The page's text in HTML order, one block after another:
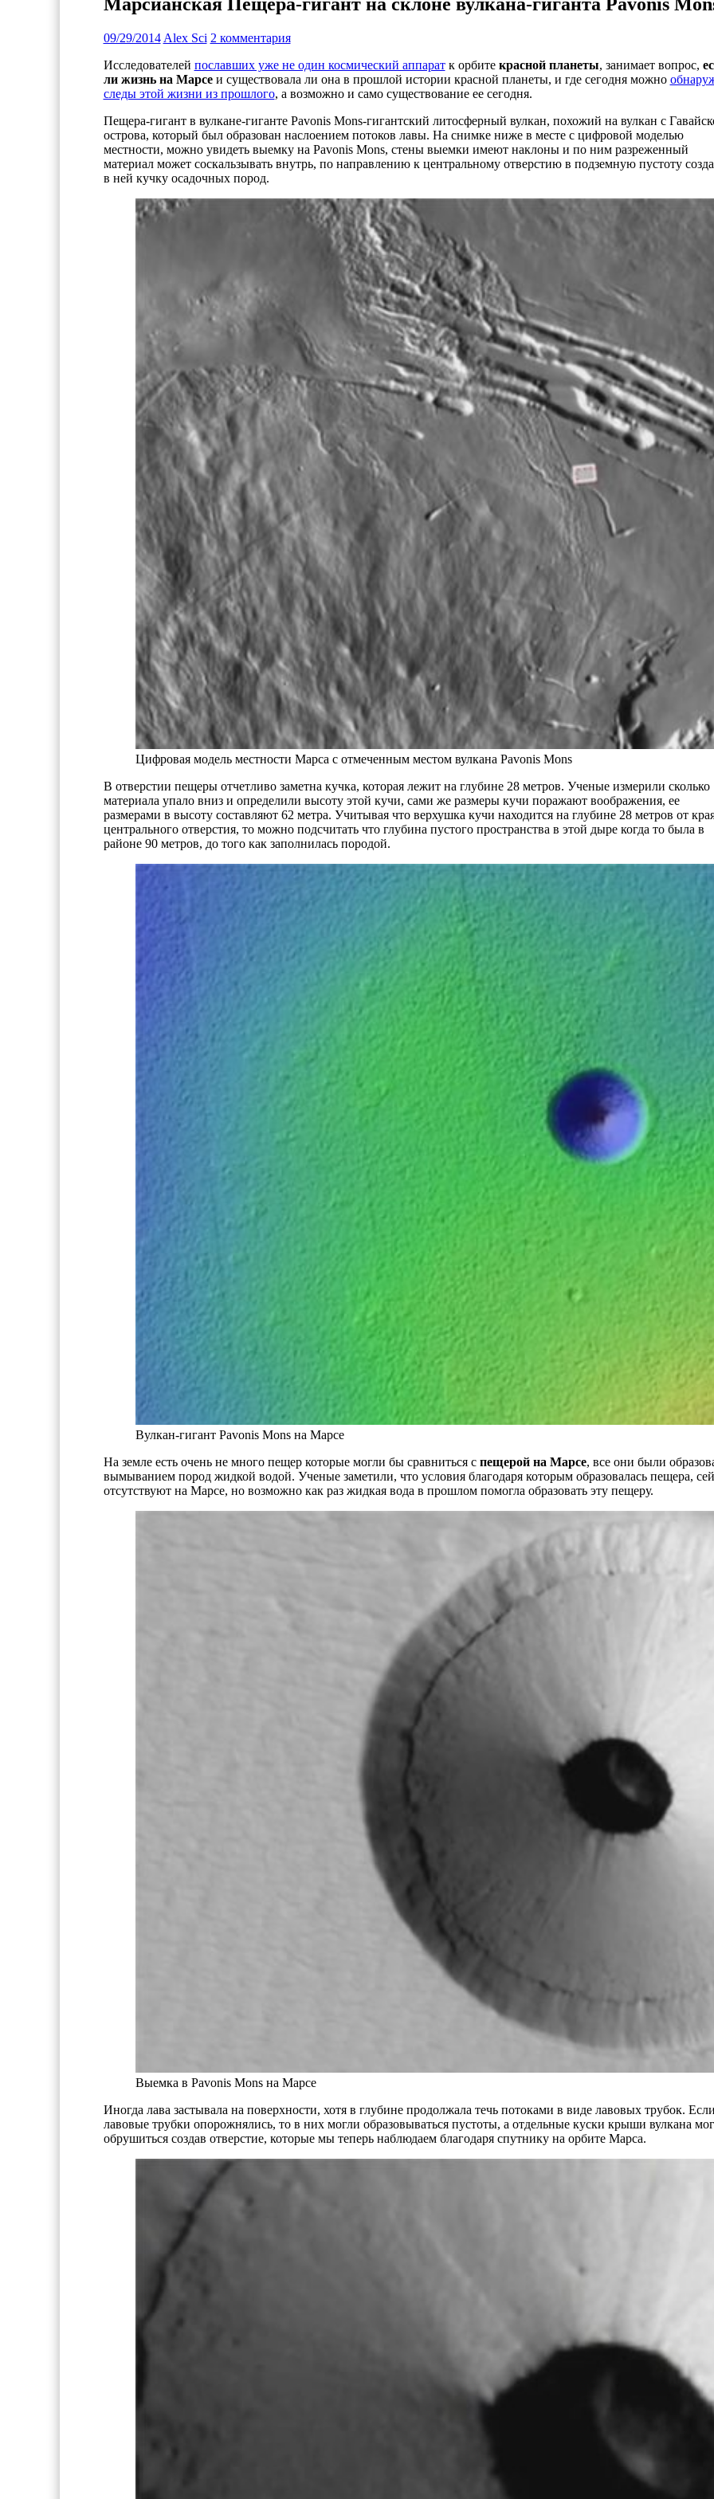
09/29/2014 Alex Sci 2 комментария
Исследователей пославших уже не один космический аппаратк орбите красной планеты, занимает вопрос,
ли жизнь на Марсеи существовала ли она в прошлой истории красной планеты, и где сегодня можно
следы этой жизни из прошлого, а возможно и само существование ее сегодня.
Пещера-гигант в вулкане-гиганте Pavonis Mons-гигантский литосферный вулкан, похожий на вулкан с
острова, который был образован наслоением потоков лавы. На снимке ниже в месте с цифровой моделью
местности, можно увидеть выемку на Pavonis Mons, стены выемки имеют наклоны и по ним разреженный
материал может соскальзывать внутрь, по направлению к центральному отверстию в подземную пустоту
в ней кучку осадочных пород.
Цифровая модель местности Марса с отмеченным местом вулкана Pavonis Mons
В отверстии пещеры отчетливо заметна кучка, которая лежит на глубине 28 метров. Ученые измерили сколько
материала упало вниз и определили высоту этой кучи, сами же размеры кучи поражают воображения, ее
размерами в высоту составляют 62 метра. Учитывая что верхушка кучи находится на глубине 28 метров от
центрального отверстия, то можно подсчитать что глубина пустого пространства в этой дыре когда то была в
районе 90 метров, до того как заполнилась породой.
Вулкан-гигант Pavonis Mons на Марсе
На земле есть очень не много пещер которые могли бы сравниться с пещерой на Марсе, все они были
вымыванием пород жидкой водой. Ученые заметили, что условия благодаря которым образовалась пещера,
отсутствуют на Марсе, но возможно как раз жидкая вода в прошлом помогла образовать эту пещеру.
Выемка в Pavonis Mons на Марсе
Иногда лава застывала на поверхности, хотя в глубине продолжала течь потоками в виде лавовых трубок.
лавовые трубки опорожнялись, то в них могли образовываться пустоты, а отдельные куски крыши вулкана
обрушиться создав отверстие, которые мы теперь наблюдаем благодаря спутнику на орбите Марса.